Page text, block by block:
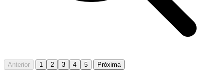
Anterior 1 2 3 4 5 Próxima